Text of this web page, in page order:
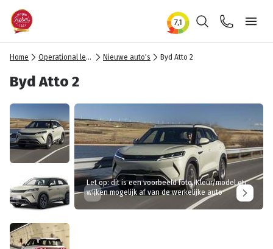
ZoekenContact
Home Operational lease Nieuwe auto's Byd Atto 2
Byd Atto 2
Let op: dit is een voorbeeld foto. Kleur/model etc
wijken mogelijk af van de werkelijke auto